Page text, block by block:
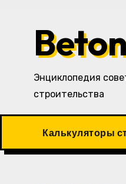
содержимому
Энциклопедия
строительства
Калькуляторы